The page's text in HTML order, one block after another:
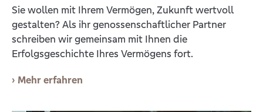
Sie wollen mit Ihrem Vermögen, Zukunft wertvoll
gestalten? Als ihr genossenschaftlicher Partner
schreiben wir gemeinsam mit Ihnen die
Erfolgsgeschichte Ihres Vermögens fort.
Mehr erfahren